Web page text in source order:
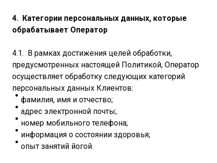
4. Категории персональных данных, которые
обрабатывает Оператор
4.1. В рамках достижения целей обработки,
предусмотренных настоящей Политикой, Оператор
осуществляет обработку следующих категорий
персональных данных Клиентов:
фамилия, имя и отчество;
адрес электронной почты;
номер мобильного телефона;
информация о состоянии здоровья;
опыт занятий йогой.